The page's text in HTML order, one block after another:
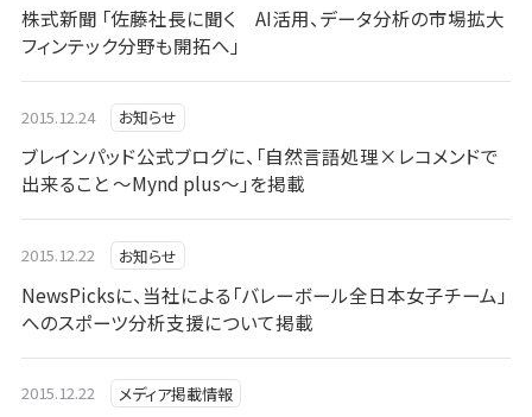
株式新聞 「佐藤社長に聞く AI活用、データ分析の市場拡大
フィンテック分野も開拓へ」
2015.12.24 お知らせ
ブレインパッド公式ブログに、「自然言語処理×レコメンドで
出来ること ～Mynd plus～」を掲載
2015.12.22 お知らせ
NewsPicksに、当社による「バレーボール全日本女子チーム」
へのスポーツ分析支援について掲載
2015.12.22 メディア掲載情報